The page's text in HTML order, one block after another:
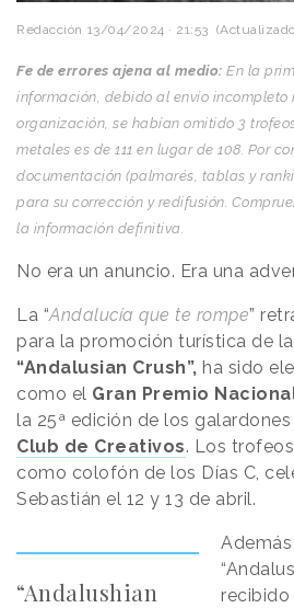
Redacción 13/04/2024 · 21:53
Fe de errores ajena al medio: En la
información, debido al envío incompleto
organización, se habían omitido 3
metales es de 111 en lugar de 108. Por
documentación (palmarés, tablas y
para su corrección y redifusión.
la información definitiva.
No era un anuncio. Era una
La “Andalucía que te rompe”
para la promoción turística de
“Andalusian Crush”, ha sido
como el Gran Premio
la 25ª edición de los
Club de Creativos. Los
como colofón de los Días C,
Sebastián el 12 y 13 de abril.
“Andalushian
Además
recibido